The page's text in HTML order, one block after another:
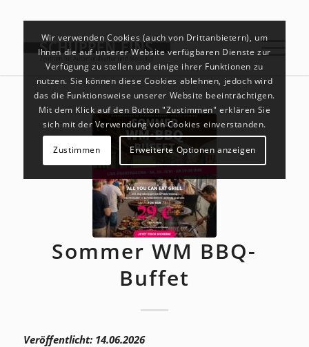
Sommer WM BBQ-
Buffet
Veröffentlicht: 14.06.2026
Wir verwenden Cookies (auch von Drittanbietern), um
Ihnen die auf unserer Website verfügbaren Dienste zur
Verfügung zu stellen und einige ihrer Funktionen zu
nutzen. Sie können diese Cookies ablehnen, jedoch wird
das die Funktionsweise unserer Website beeinträchtigen.
Mit dem Klick auf den Button "Zustimmen" erklären Sie
sich mit der Verwendung von Cookies einverstanden.
Zustimmen Erweiterte Optionen anzeigen